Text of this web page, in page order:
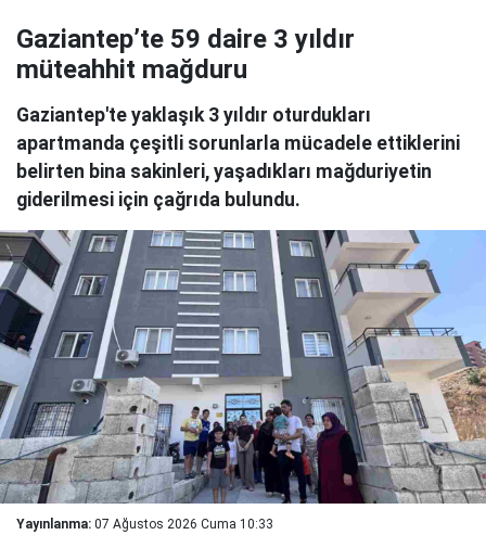
Gaziantep’te 59 daire 3 yıldır
müteahhit mağduru
Gaziantep'te yaklaşık 3 yıldır oturdukları
apartmanda çeşitli sorunlarla mücadele ettiklerini
belirten bina sakinleri, yaşadıkları mağduriyetin
giderilmesi için çağrıda bulundu.
Yayınlanma: 07 Ağustos 2026 Cuma 10:33